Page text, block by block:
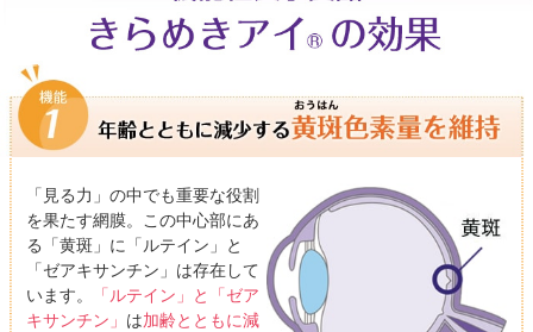
「見る力」の中でも重要な役割
を果たす網膜。この中心部にあ
る「黄斑」に「ルテイン」と
「ゼアキサンチン」は存在して
います。
「ルテイン」と「ゼア
キサンチン」 は加齢とともに減